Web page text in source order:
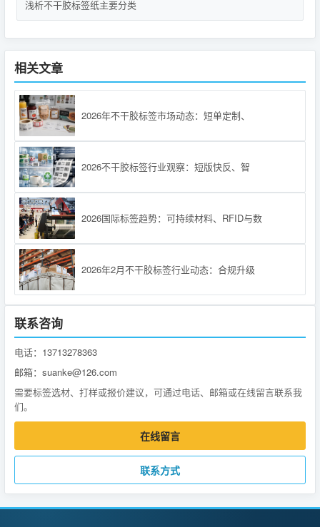
浅析不干胶标签纸主要分类
相关文章
2026年不干胶标签市场动态：短单定制、
2026不干胶标签行业观察：短版快反、智
2026国际标签趋势：可持续材料、RFID与数
2026年2月不干胶标签行业动态：合规升级
联系咨询
电话：13713278363
邮箱：suanke@126.com
需要标签选材、打样或报价建议，可通过电话、邮箱或在线留言联系我
们。
在线留言
联系方式